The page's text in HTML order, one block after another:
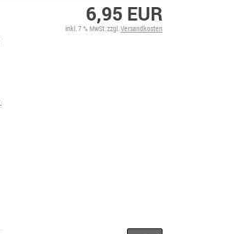
6,95 EUR
inkl. 7 % MwSt. zzgl.Versandkosten